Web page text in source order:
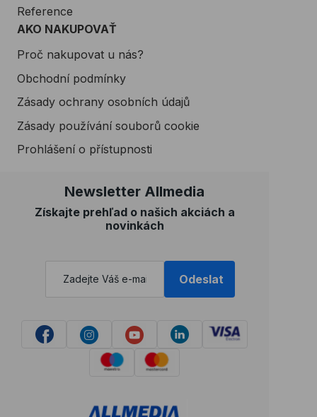
Reference
AKO NAKUPOVAŤ
Proč nakupovat u nás?
Obchodní podmínky
Zásady ochrany osobních údajů
Zásady používání souborů cookie
Prohlášení o přístupnosti
Newsletter Allmedia
Získajte prehľad o našich akciách a
novinkách
Odeslat